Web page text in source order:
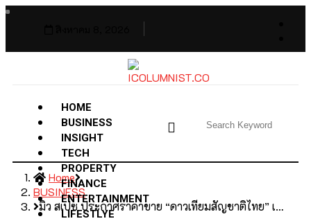
HOME
BUSINESS
INSIGHT
TECH
PROPERTY
FINANCE
ENTERTAINMENT
LIFESTLYE
Home
BUSINESS
มิว สเปซ ประกาศราคาขาย “ดาวเทียมสัญชาติไทย” เ…